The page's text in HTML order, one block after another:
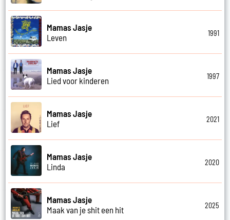
Mamas Jasje
Leven
1991
Mamas Jasje
Lied voor kinderen
1997
Mamas Jasje
Lief
2021
Mamas Jasje
Linda
2020
Mamas Jasje
Maak van je shit een hit
2025